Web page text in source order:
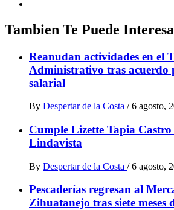
Tambien Te Puede
Reanudan actividades en el
Administrativo tras acuerdo
salarial
By Despertar de la Costa / 6 agosto,
Cumple Lizette Tapia
Lindavista
By Despertar de la Costa / 6 agosto,
Pescaderías regresan al
Zihuatanejo tras siete meses